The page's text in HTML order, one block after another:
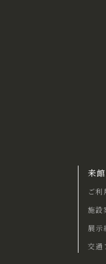
来
ご利
施設
展示
交通